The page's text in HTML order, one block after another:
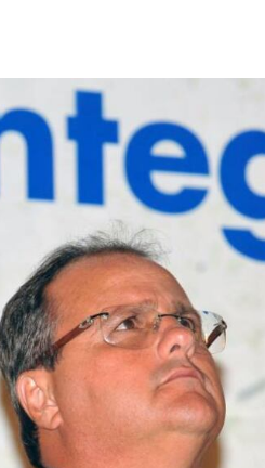
Twitter
Redes Sociales